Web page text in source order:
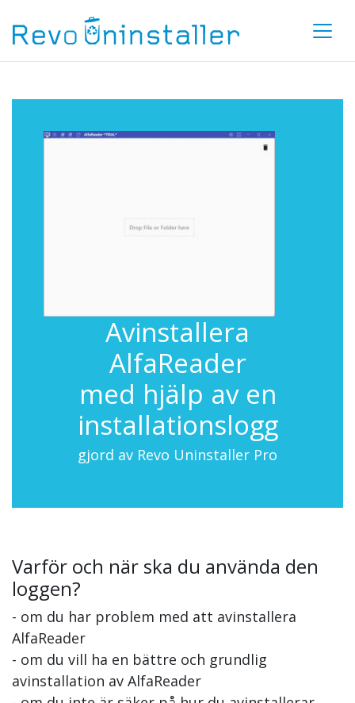
Avinstallera
AlfaReader
med hjälp av en
installationslogg
gjord av Revo Uninstaller Pro
Varför och när ska du använda den
loggen?
- om du har problem med att avinstallera
AlfaReader
- om du vill ha en bättre och grundlig
avinstallation av AlfaReader